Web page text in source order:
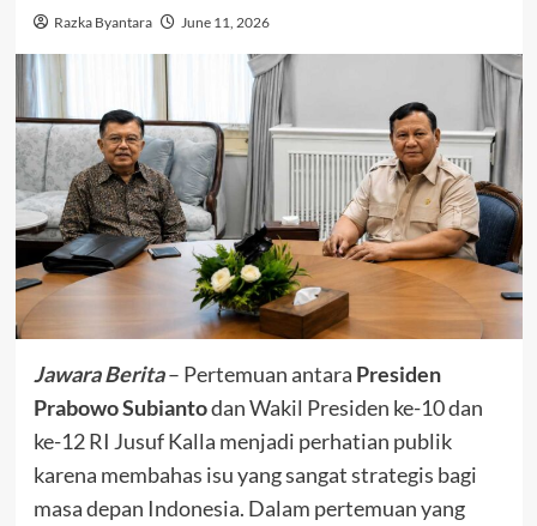
Razka Byantara June 11, 2026
Jawara Berita– Pertemuan antara Presiden
Prabowo Subiantodan Wakil Presiden ke-10 dan
ke-12 RI Jusuf Kalla menjadi perhatian publik
karena membahas isu yang sangat strategis bagi
masa depan Indonesia. Dalam pertemuan yang